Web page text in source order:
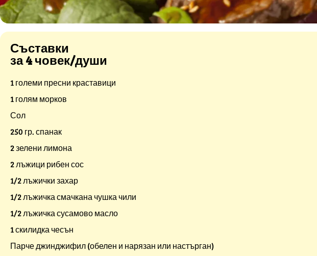
Съставки
за 4 човек/души
1 големи пресни краставици
1 голям морков
Сол
250 гр. спанак
2 зелени лимона
2 лъжици рибен сос
1/2 лъжички захар
1/2 лъжичка смачкана чушка чили
1/2 лъжичка сусамово масло
1 скилидка чесън
Парче джинджифил (обелен и нарязан или настърган)